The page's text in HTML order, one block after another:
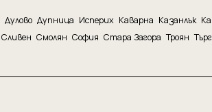
Дулово Дупница Исперих Каварна Казанлък
Сливен Смолян София Стара Загора Троян